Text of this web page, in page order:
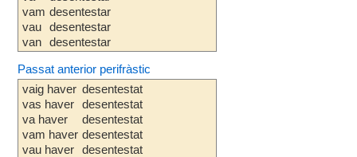
vam
vau
van
desentestar
desentestar
desentestar
Passat anterior perifràstic
vaig haver
vas haver
va haver
vam haver
vau haver
desentestat
desentestat
desentestat
desentestat
desentestat